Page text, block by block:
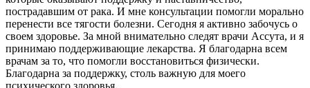
пострадавшим от рака. И мне консультации помогли морально
перенести все тягости болезни. Сегодня я активно забочусь о
своем здоровье. За мной внимательно следят врачи Ассута, и я
принимаю поддерживающие лекарства. Я благодарна всем
врачам за то, что помогли восстановиться физически.
Благодарна за поддержку, столь важную для моего
психического здоровья.